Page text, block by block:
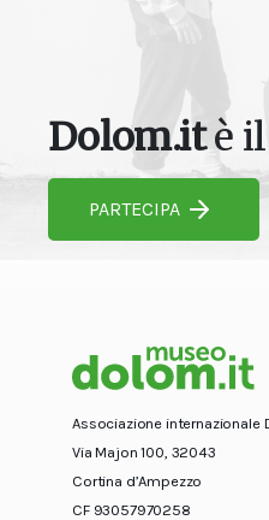
Dolom.itè il
PARTECIPA
Associazione internazionale
Via Majon 100, 32043
Cortina d’Ampezzo
CF 93057970258